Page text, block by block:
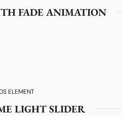
FADE ANIMATION
ELEMENT
LIGHT SLIDER